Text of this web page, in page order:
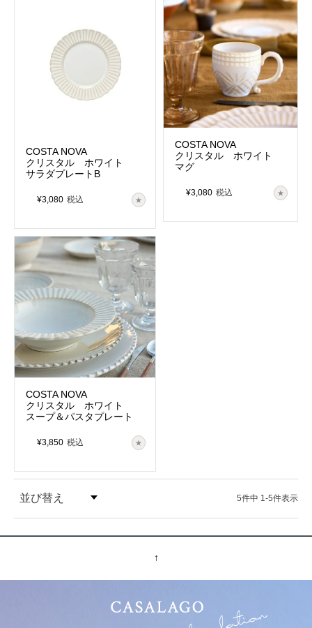
COSTA NOVA
クリスタル ホワイト
サラダプレートB
¥3,080 税込
COSTA NOVA
クリスタル ホワイト
マグ
¥3,080 税込
COSTA NOVA
クリスタル ホワイト
スープ＆パスタプレート
¥3,850 税込
並び替え 5件中 1-5件表示
↑